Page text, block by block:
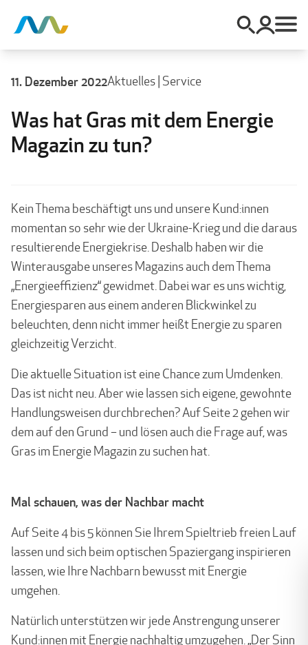
11. Dezember 2022Aktuelles| Service
Was hat Gras mit dem Energie
Magazin zu tun?
Kein Thema beschäftigt uns und unsere Kund:innen
momentan so sehr wie der Ukraine-Krieg und die daraus
resultierende Energiekrise. Deshalb haben wir die
Winterausgabe unseres Magazins auch dem Thema
„Energieeffizienz“ gewidmet. Dabei war es uns wichtig,
Energiesparen aus einem anderen Blickwinkel zu
beleuchten, denn nicht immer heißt Energie zu sparen
gleichzeitig Verzicht.
Die aktuelle Situation ist eine Chance zum Umdenken.
Das ist nicht neu. Aber wie lassen sich eigene, gewohnte
Handlungsweisen durchbrechen? Auf Seite 2 gehen wir
dem auf den Grund – und lösen auch die Frage auf, was
Gras im Energie Magazin zu suchen hat.
Mal schauen, was der Nachbar macht
Auf Seite 4 bis 5 können Sie Ihrem Spieltrieb freien Lauf
lassen und sich beim optischen Spaziergang inspirieren
lassen, wie Ihre Nachbarn bewusst mit Energie
umgehen.
Natürlich unterstützen wir jede Anstrengung unserer
Kund:innen mit Energie nachhaltig umzugehen. „Der Sinn